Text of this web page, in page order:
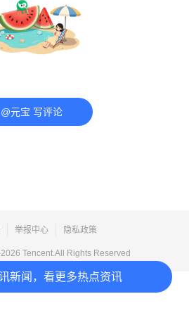
新闻，看更多热点资讯
@元宝 写评论
举报中心 隐私政策
2026 Tencent.All Rights Reserved